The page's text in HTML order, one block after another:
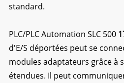
standard.
PLC/PLC Automation SLC 500
d'E/S déportées peut se
modules adaptateurs grâce à
étendues. Il peut